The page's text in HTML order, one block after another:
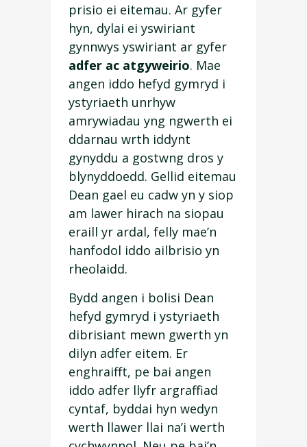
prisio ei eitemau. Ar gyfer
hyn, dylai ei yswiriant
gynnwys yswiriant ar gyfer
adfer ac atgyweirio. Mae
angen iddo hefyd gymryd i
ystyriaeth unrhyw
amrywiadau yng ngwerth ei
ddarnau wrth iddynt
gynyddu a gostwng dros y
blynyddoedd. Gellid eitemau
Dean gael eu cadw yn y siop
am lawer hirach na siopau
eraill yr ardal, felly mae’n
hanfodol iddo ailbrisio yn
rheolaidd.
Bydd angen i bolisi Dean
hefyd gymryd i ystyriaeth
dibrisiant mewn gwerth yn
dilyn adfer eitem. Er
enghraifft, pe bai angen
iddo adfer llyfr argraffiad
cyntaf, byddai hyn wedyn
werth llawer llai na’i werth